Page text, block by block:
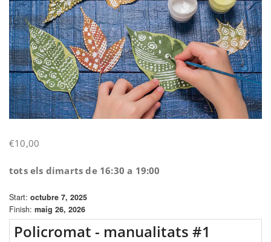
€10,00
tots els dimarts de 16:30 a 19:00
Start: octubre 7, 2025
Finish: maig 26, 2026
Policromat - manualitats #1